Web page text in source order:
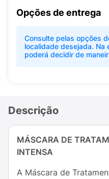
Opções de entrega
Consulte pelas opções
localidade desejada.
poderá decidir de
Descrição
MÁSCARA DE
INTENSA
A Máscara de